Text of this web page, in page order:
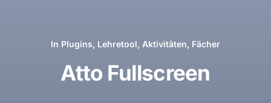
In Plugins Lehretool Aktivitäten Fächer
Atto Fullscreen